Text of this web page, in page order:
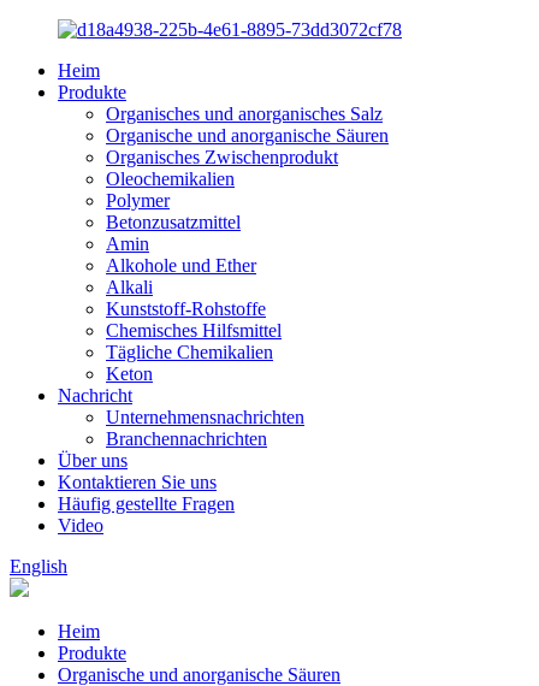
Heim
Produkte
Organisches und anorganisches Salz
Organische und anorganische Säuren
Organisches Zwischenprodukt
Oleochemikalien
Polymer
Betonzusatzmittel
Amin
Alkohole und Ether
Alkali
Kunststoff-Rohstoffe
Chemisches Hilfsmittel
Tägliche Chemikalien
Keton
Nachricht
Unternehmensnachrichten
Branchennachrichten
Über uns
Kontaktieren Sie uns
Häufig gestellte Fragen
Video
English
Heim
Produkte
Organische und anorganische Säuren